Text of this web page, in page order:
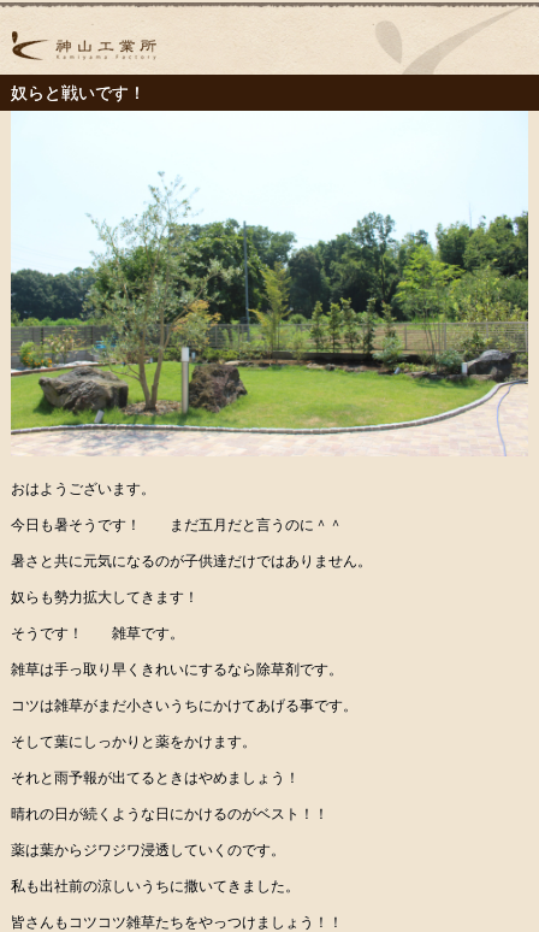
奴らと戦いです！
おはようございます。
今日も暑そうです！ まだ五月だと言うのに＾＾
暑さと共に元気になるのが子供達だけではありません。
奴らも勢力拡大してきます！
そうです！ 雑草です。
雑草は手っ取り早くきれいにするなら除草剤です。
コツは雑草がまだ小さいうちにかけてあげる事です。
そして葉にしっかりと薬をかけます。
それと雨予報が出てるときはやめましょう！
晴れの日が続くような日にかけるのがベスト！！
薬は葉からジワジワ浸透していくのです。
私も出社前の涼しいうちに撒いてきました。
皆さんもコツコツ雑草たちをやっつけましょう！！